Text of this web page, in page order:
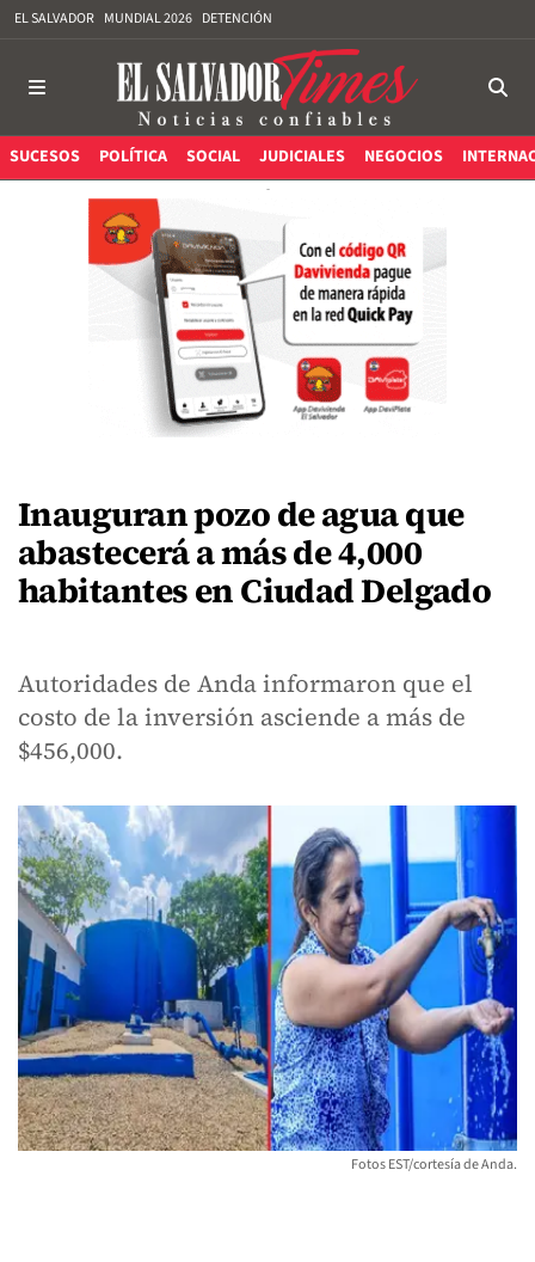
EL SALVADOR MUNDIAL 2026 DETENCIÓN
SUCESOS POLÍTICA SOCIAL JUDICIALES NEGOCIOS
Inauguran pozo de agua que
abastecerá a más de 4,000
habitantes en Ciudad Delgado
Autoridades de Anda informaron que el
costo de la inversión asciende a más de
$456,000.
Fotos EST/cortesía de Anda.